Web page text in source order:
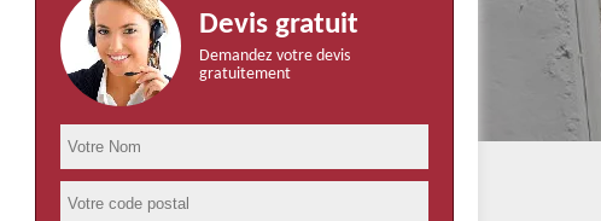
Devis gratuit
Demandez votre devis
gratuitement